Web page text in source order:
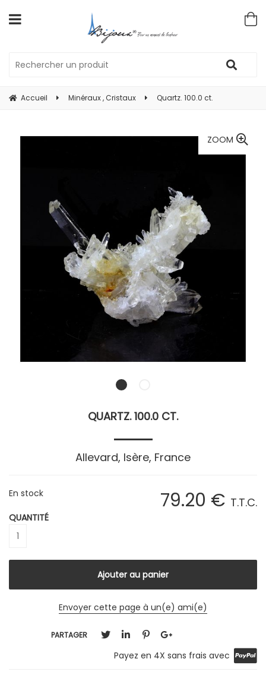
Accueil Minéraux , Cristaux Quartz. 100.0 ct.
ZOOM
QUARTZ. 100.0 CT.
Allevard, Isère, France
79.20 € T.T.C.
En stock
QUANTITÉ
Envoyer cette page à un(e) ami(e)
PARTAGER
Payez en 4X sans frais avec